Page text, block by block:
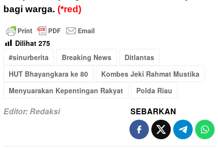
bagi warga. (*red)
Dilihat 275
#sinurberita
Breaking News
Ditlantas
HUT Bhayangkara ke 80
Kombes Jeki Rahmat Mustika
Menyuarakan Kepentingan Rakyat
Polda Riau
Editor: Redaksi SEBARKAN